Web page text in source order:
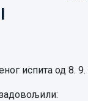
испита од 8. 9.